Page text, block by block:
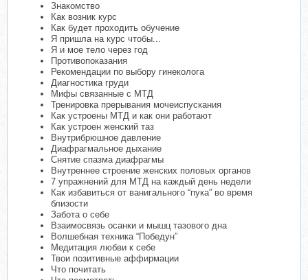
Знакомство
Как возник курс
Как будет проходить обучение
Я пришла на курс чтобы...
Я и мое тело через год
Противопоказания
Рекомендации по выбору гинеколога
Диагностика груди
Мифы связанные с МТД
Тренировка прерывания мочеиспускания
Как устроены МТД и как они работают
Как устроен женский таз
Внутрибрюшное давление
Диафрагмальное дыхание
Снятие спазма диафрагмы
Внутреннее строение женских половых органов
7 упражнений для МТД на каждый день недели
Как избавиться от ванигального “пука” во время
близости
Забота о себе
Взаимосвязь осанки и мышц тазового дна
Волшебная техника “Победун”
Медитация любви к себе
Твои позитивные аффирмации
Что почитать